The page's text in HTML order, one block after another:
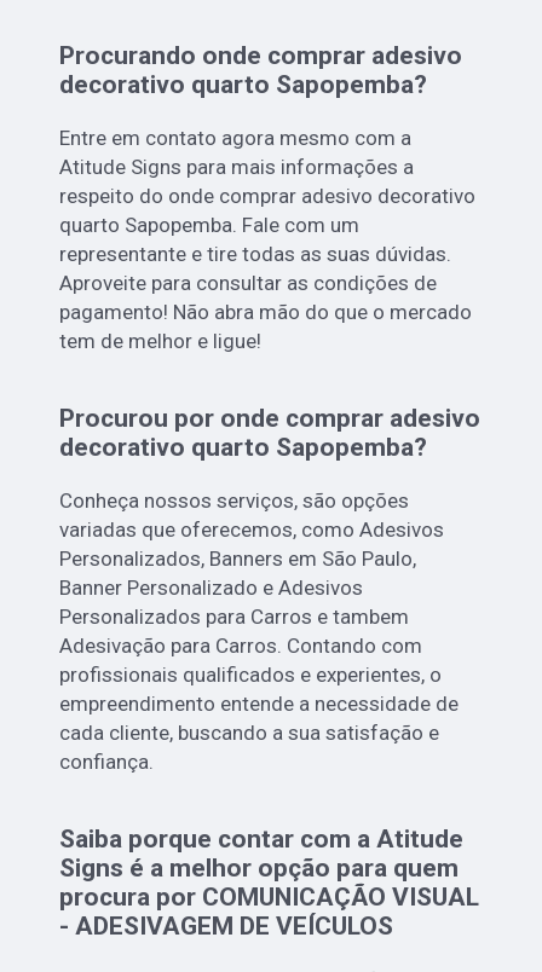
Procurando onde comprar adesivo
decorativo quarto Sapopemba?
Entre em contato agora mesmo com a
Atitude Signs para mais informações a
respeito do onde comprar adesivo decorativo
quarto Sapopemba. Fale com um
representante e tire todas as suas dúvidas.
Aproveite para consultar as condições de
pagamento! Não abra mão do que o mercado
tem de melhor e ligue!
Procurou por onde comprar adesivo
decorativo quarto Sapopemba?
Conheça nossos serviços, são opções
variadas que oferecemos, como Adesivos
Personalizados, Banners em São Paulo,
Banner Personalizado e Adesivos
Personalizados para Carros e tambem
Adesivação para Carros. Contando com
profissionais qualificados e experientes, o
empreendimento entende a necessidade de
cada cliente, buscando a sua satisfação e
confiança.
Saiba porque contar com a Atitude
Signs é a melhor opção para quem
procura por COMUNICAÇÃO VISUAL
- ADESIVAGEM DE VEÍCULOS